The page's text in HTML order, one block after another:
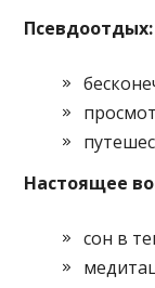
Псевдоотдых:
Настоящее
сон в